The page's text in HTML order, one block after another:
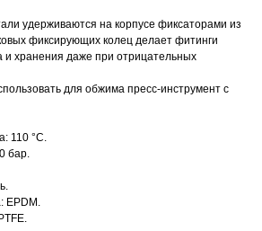
удерживаются на корпусе фиксаторами из
фиксирующих колец делает фитинги
хранения даже при отрицательных
для обжима пресс-инструмент с
110 °С.
бар.
EPDM.